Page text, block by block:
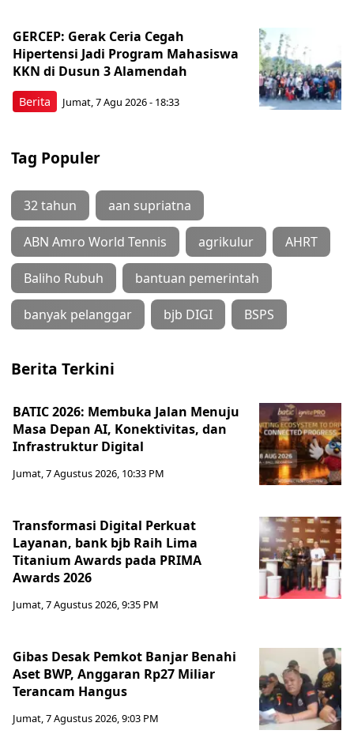
Berita
GERCEP: Gerak Ceria Cegah
Hipertensi Jadi Program Mahasiswa
KKN di Dusun 3 Alamendah
Jumat, 7 Agu 2026 - 18:33
Tag Populer
32 tahun aan supriatna
ABN Amro World Tennis agrikulur AHRT
Baliho Rubuh bantuan pemerintah
banyak pelanggar bjb DIGI BSPS
Berita Terkini
BATIC 2026: Membuka Jalan Menuju
Masa Depan AI, Konektivitas, dan
Infrastruktur Digital
Jumat, 7 Agustus 2026, 10:33 PM
Transformasi Digital Perkuat
Layanan, bank bjb Raih Lima
Titanium Awards pada PRIMA
Awards 2026
Jumat, 7 Agustus 2026, 9:35 PM
Gibas Desak Pemkot Banjar Benahi
Aset BWP, Anggaran Rp27 Miliar
Terancam Hangus
Jumat, 7 Agustus 2026, 9:03 PM